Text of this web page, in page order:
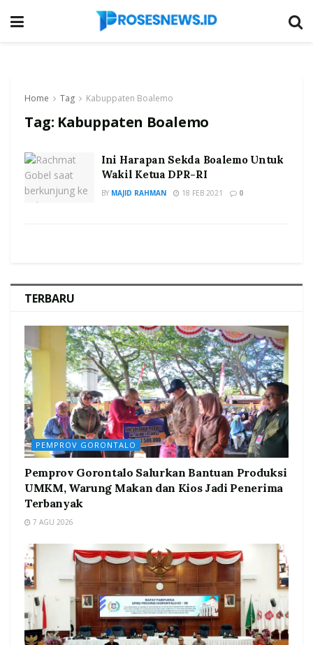
Home Tag Kabuppaten Boalemo
Tag: Kabuppaten Boalemo
Ini Harapan Sekda Boalemo Untuk
Wakil Ketua DPR-RI
BY MAJID RAHMAN 18 FEB 2021 0
TERBARU
PEMPROV GORONTALO
Pemprov Gorontalo Salurkan Bantuan Produksi
UMKM, Warung Makan dan Kios Jadi Penerima
Terbanyak
7 AGU 2026